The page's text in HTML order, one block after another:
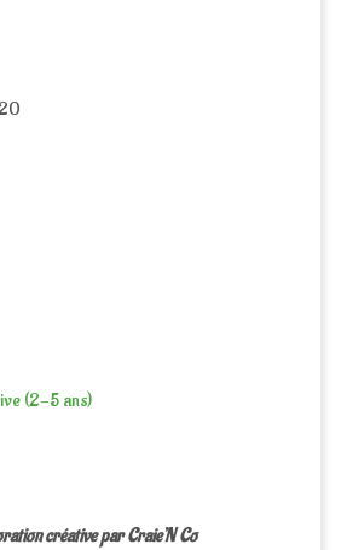
(2-5 ans)
créative par Craie’N Co